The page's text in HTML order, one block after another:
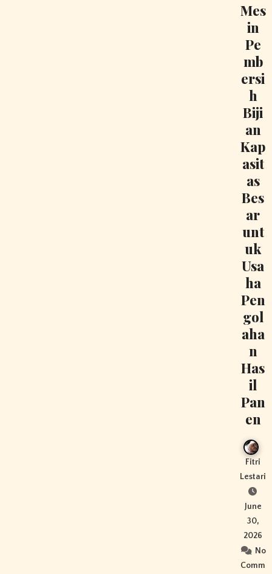
Mes
in
Pe
mb
ersi
h
Biji
an
Kap
asit
as
Bes
ar
unt
uk
Usa
ha
Pen
gol
aha
n
Has
il
Pan
en
Fitri
Lestari
June
30,
2026
No
Comm